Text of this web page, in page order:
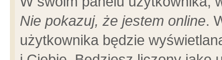
Nie pokazuj, że jestem online.
użytkownika będzie